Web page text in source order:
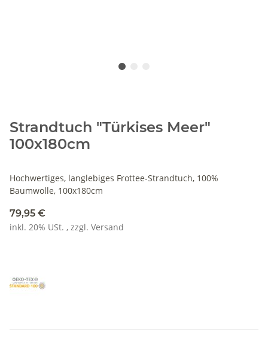
Strandtuch "Türkises Meer"
100x180cm
Hochwertiges, langlebiges Frottee-Strandtuch, 100%
Baumwolle, 100x180cm
79,95 €
inkl. 20% USt. , zzgl. Versand